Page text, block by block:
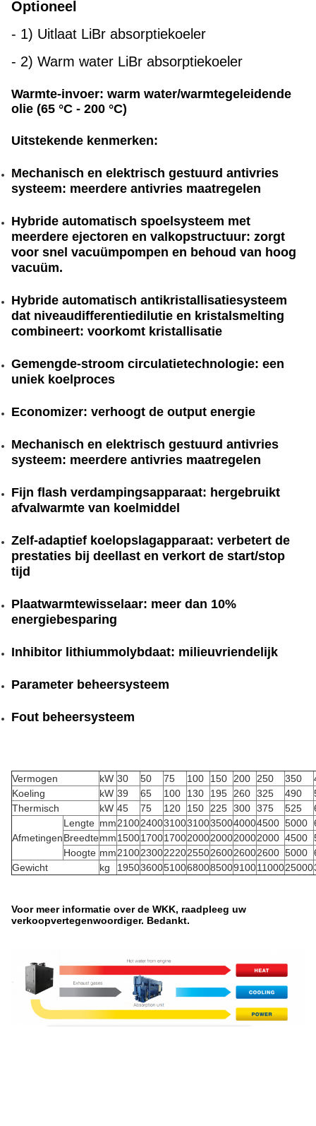
Optioneel
- 1) Uitlaat LiBr absorptiekoeler
- 2) Warm water LiBr absorptiekoeler
Warmte-invoer: warm water/warmtegeleidende
olie (65 °C - 200 °C)
Uitstekende kenmerken:
Mechanisch en elektrisch gestuurd antivries
systeem: meerdere antivries maatregelen
Hybride automatisch spoelsysteem met
meerdere ejectoren en valkopstructuur: zorgt
voor snel vacuümpompen en behoud van hoog
vacuüm.
Hybride automatisch antikristallisatiesysteem
dat niveaudifferentiedilutie en kristalsmelting
combineert: voorkomt kristallisatie
Gemengde-stroom circulatietechnologie: een
uniek koelproces
Economizer: verhoogt de output energie
Mechanisch en elektrisch gestuurd antivries
systeem: meerdere antivries maatregelen
Fijn flash verdampingsapparaat: hergebruikt
afvalwarmte van koelmiddel
Zelf-adaptief koelopslagapparaat: verbetert de
prestaties bij deellast en verkort de start/stop
tijd
Plaatwarmtewisselaar: meer dan 10%
energiebesparing
Inhibitor lithiummolybdaat: milieuvriendelijk
Parameter beheersysteem
Fout beheersysteem
Vermogen kW 30 50 75 100 150 200 250 350
Koeling
kW 39 65 100 130 195 260 325 490
Thermisch
kW 45 75 120 150 225 300 375 525
Afmetingen
Lengte mm2100240031003100350040004500 5000
Breedtemm1500170017002000200020002000 4500
Hoogte mm2100230022202550260026002600 5000
Gewicht
kg 1950360051006800850091001100025000
Voor meer informatie over de WKK, raadpleeg uw
verkoopvertegenwoordiger. Bedankt.